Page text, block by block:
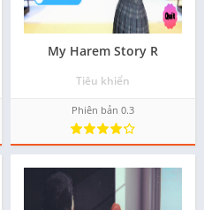
My Harem Story R
Tiêu khiển
Phiên bản 0.3